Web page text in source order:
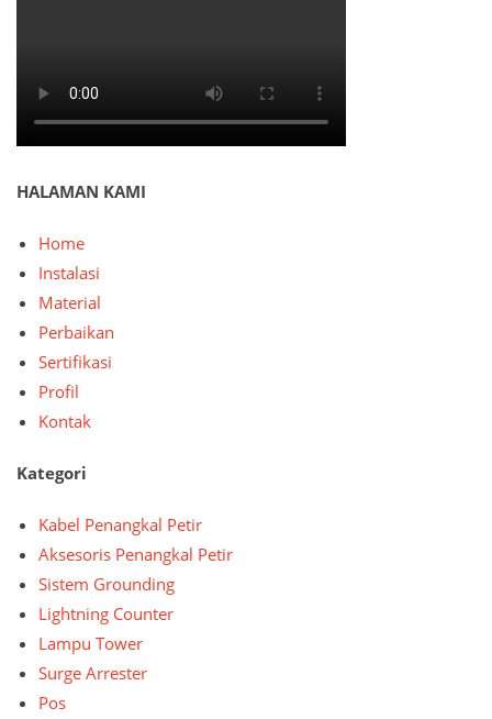
HALAMAN KAMI
Home
Instalasi
Material
Perbaikan
Sertifikasi
Profil
Kontak
Kategori
Kabel Penangkal Petir
Aksesoris Penangkal Petir
Sistem Grounding
Lightning Counter
Lampu Tower
Surge Arrester
Pos